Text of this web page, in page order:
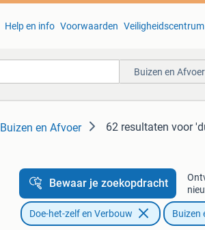
Help en info Voorwaarden Veiligheidscentrum
Buizen en Afvoer
Buizen en Afvoer 62 resultaten voor
Bewaar je zoekopdracht
Doe-het-zelf en Verbouw Buizen